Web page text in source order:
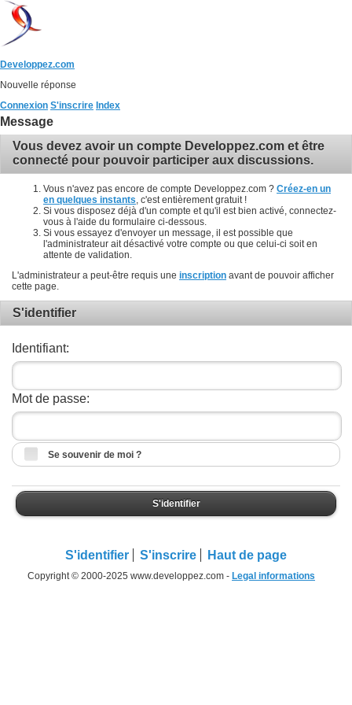
Developpez.com
Nouvelle réponse
Connexion S'inscrire Index
Message
Vous devez avoir un compte Developpez.com et être
connecté pour pouvoir participer aux discussions.
Vous n'avez pas encore de compte Developpez.com ? Créez-en un
en quelques instants , c'est entièrement gratuit !
Si vous disposez déjà d'un compte et qu'il est bien activé, connectez-
vous à l'aide du formulaire ci-dessous.
Si vous essayez d'envoyer un message, il est possible que
l'administrateur ait désactivé votre compte ou que celui-ci soit en
attente de validation.
L'administrateur a peut-être requis une inscription avant de pouvoir afficher
cette page.
S'identifier
Identifiant:
Mot de passe:
Se souvenir de moi ?
S'identifier
S'identifier S'inscrire Haut de page
Copyright © 2000-2025 www.developpez.com - Legal informations